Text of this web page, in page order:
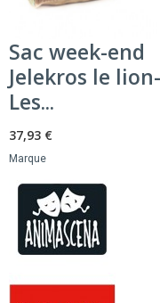
Sac week-end
Jelekros le lion-
Les...
37,93 €
Marque